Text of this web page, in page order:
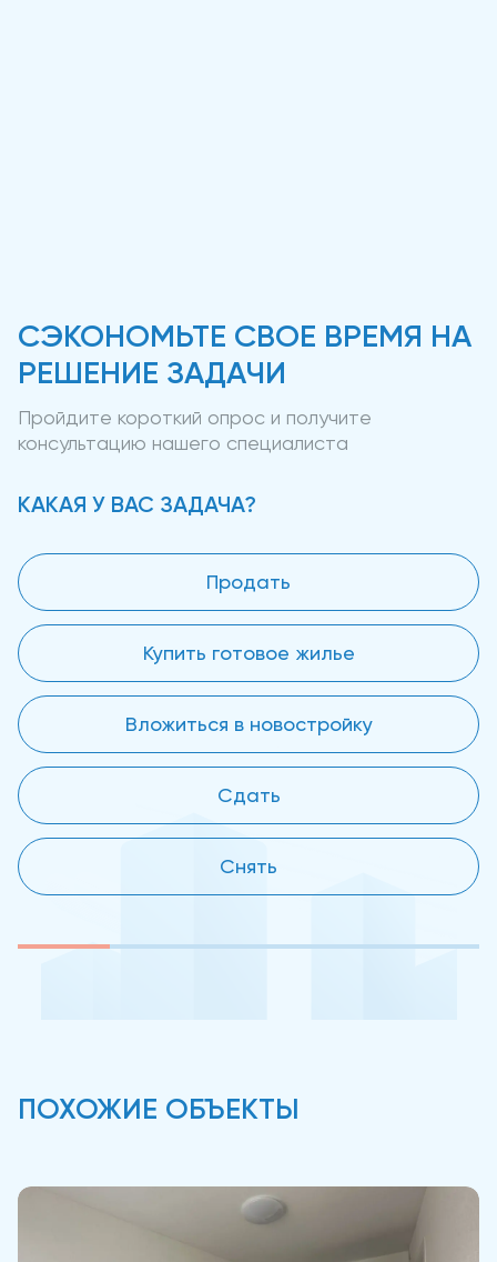
СЭКОНОМЬТЕ СВОЕ ВРЕМЯ НА
РЕШЕНИЕ ЗАДАЧИ
Пройдите короткий опрос и получите
консультацию нашего специалиста
КАКАЯ У ВАС ЗАДАЧА?
Продать
Купить готовое жилье
Вложиться в новостройку
Сдать
Снять
ПОХОЖИЕ ОБЪЕКТЫ